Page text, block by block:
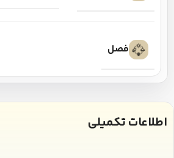
فصل
اطلاعات تکمیلی